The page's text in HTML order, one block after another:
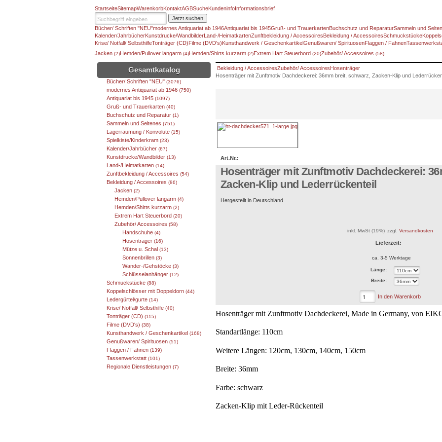
StartseiteSitemapWarenkorbKontaktAGBSucheKundeninfoInformationsbrief
Jetzt suchen
Bücher/ Schriften "NEU"modernes Antiquariat ab 1946Antiquariat bis 1945Gruß- und TrauerkartenBuchschutz und ReparaturSammeln und
Kalender/JahrbücherKunstdrucke/Wandbilder Land-/HeimatkartenZunftbekleidung / Accessoires Bekleidung / AccessoiresSchmuckstücke
Krise/ Notfall/ SelbsthilfeTonträger (CD) Filme (DVD's) Kunsthandwerk / GeschenkartikelGenußwaren/ SpirituosenFlaggen / Fahnen
Jacken (2)Hemden/Pullover langarm (4)Hemden/Shirts kurzarm (2)Extrem Hart Steuerbord (20)Zubehör/ Accessoires (58)
Gesamtkatalog
Bücher/ Schriften "NEU" (3076)
modernes Antiquariat ab 1946 (750)
Antiquariat bis 1945 (1097)
Gruß- und Trauerkarten (40)
Buchschutz und Reparatur (1)
Sammeln und Seltenes (751)
Lagerräumung / Konvolute (15)
Spielkiste/Kinderkram (23)
Kalender/Jahrbücher (67)
Kunstdrucke/Wandbilder (13)
Land-/Heimatkarten (14)
Zunftbekleidung / Accessoires (54)
Bekleidung / Accessoires (86)
Jacken (2)
Hemden/Pullover langarm (4)
Hemden/Shirts kurzarm (2)
Extrem Hart Steuerbord (20)
Zubehör/ Accessoires (58)
Handschuhe (4)
Hosenträger (16)
Mütze u. Schal (13)
Sonnenbrillen (3)
Wander-/Gehstöcke (3)
Schlüsselanhänger (12)
Schmuckstücke (88)
Koppelschlösser mit Doppeldorn (44)
Ledergürtel/gurte (14)
Krise/ Notfall/ Selbsthilfe (40)
Tonträger (CD) (115)
Filme (DVD's) (38)
Kunsthandwerk / Geschenkartikel (168)
Genußwaren/ Spirituosen (51)
Flaggen / Fahnen (139)
Tassenwerkstatt (101)
Regionale Dienstleistungen (7)
Bekleidung / AccessoiresZubehör/ Accessoires Hosenträger
Hosenträger mit Zunftmotiv Dachdeckerei: 36mm breit, schwarz, Zacken-Klip und
Art.Nr.:
Hosenträger mit Zunftmotiv Dachdeckerei:
Zacken-Klip und Lederrückenteil
Hergestellt in Deutschland
inkl. MwSt (19%) zzgl. Versandkosten
Lieferzeit:
ca. 3-5 Werktage
Länge:
Breite:
In den Warenkorb
Hosenträger mit Zunftmotiv Dachdeckerei, Made in Germany, von
Standartlänge: 110cm
Weitere Längen: 120cm, 130cm, 140cm, 150cm
Breite: 36mm
Farbe: schwarz
Zacken-Klip mit Leder-Rückenteil